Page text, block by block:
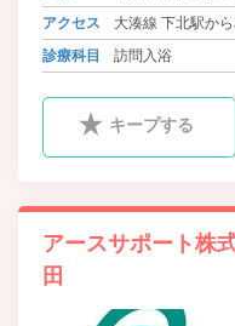
アクセス
大湊線 下北駅か
診療科目
訪問入浴
キープする
アースサポート株
田